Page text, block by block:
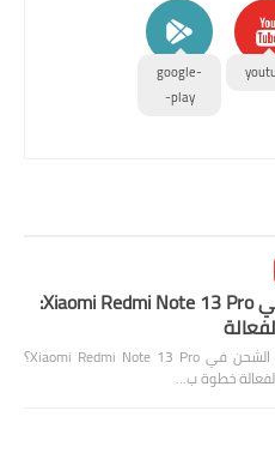
google-
play-
مشكلة الشحن في Xiaomi Redmi Note 13 Pro:
وصف قصير للمقال: تعاني من مشكلة الشحن في Xiaomi Redmi Note 13 Pro؟
خطوة ب…